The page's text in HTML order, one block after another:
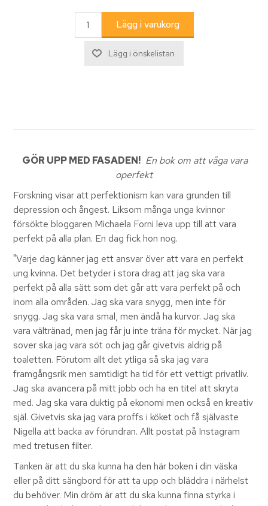
GÖR UPP MED FASADEN! En bok om att våga vara
operfekt
Forskning visar att perfektionism kan vara grunden till
depression och ångest. Liksom många unga kvinnor
försökte bloggaren Michaela Forni leva upp till att vara
perfekt på alla plan. En dag fick hon nog.
"Varje dag känner jag ett ansvar över att vara en perfekt
ung kvinna. Det betyder i stora drag att jag ska vara
perfekt på alla sätt som det går att vara perfekt på och
inom alla områden. Jag ska vara snygg, men inte för
snygg. Jag ska vara smal, men ändå ha kurvor. Jag ska
vara vältränad, men jag får ju inte träna för mycket. När jag
sover ska jag vara söt och jag går givetvis aldrig på
toaletten. Förutom allt det ytliga så ska jag vara
framgångsrik men samtidigt ha tid för ett vettigt privatliv.
Jag ska avancera på mitt jobb och ha en titel att skryta
med. Jag ska vara duktig på ekonomi men också en kreativ
själ. Givetvis ska jag vara proffs i köket och få självaste
Nigella att backa av förundran. Allt postat på Instagram
med tretusen filter.
Tanken är att du ska kunna ha den här boken i din väska
eller på ditt sängbord för att ta upp och bläddra i närhelst
du behöver. Min dröm är att du ska kunna finna styrka i